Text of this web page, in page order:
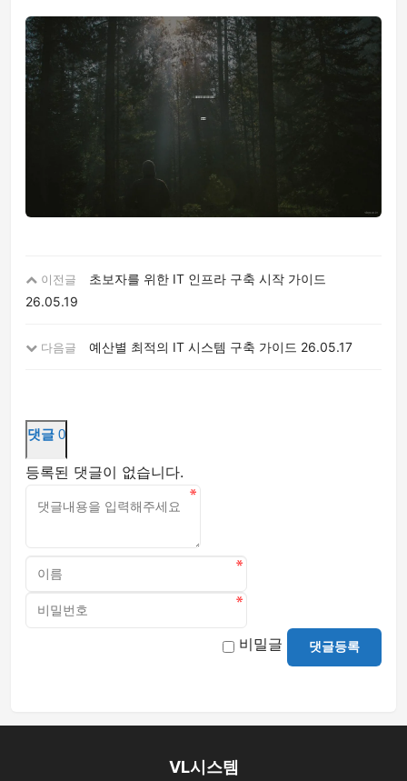
이전글
초보자를 위한 IT 인프라 구축 시작 가이드
26.05.19
다음글 예산별 최적의 IT 시스템 구축 가이드 26.05.17
댓글 0
등록된 댓글이 없습니다.
비밀글 댓글등록
VL시스템